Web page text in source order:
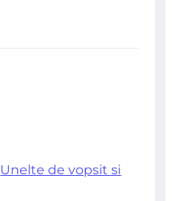
Unelte de vopsit si